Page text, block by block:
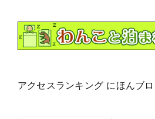
アクセスランキング にほんブ